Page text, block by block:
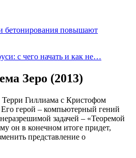
бетонирования повышают
с чего начать и как не…
Зеро (2013)
Терри Гиллиама с Кристофом
герой – компьютерный гений
задачей – «Теоремой
он в конечном итоге придет,
представление о